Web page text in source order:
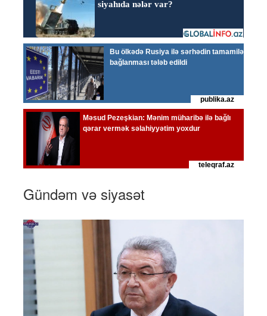
Gündəm və siyasət